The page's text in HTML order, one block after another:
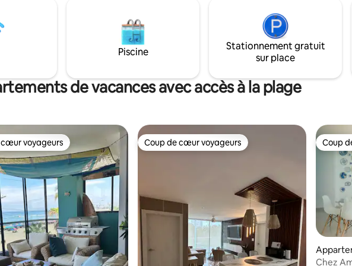
heure Animaux de
acceptés
Piscine
Stationnement gratuit
sur place
de vacances avec accès à la plage
la base de 13 commentaires : 5 sur 5
cœur voyageurs
voyageurs Coup de cœur voyageurs
Coup de cœur voyageurs Coup
Coup
Chez